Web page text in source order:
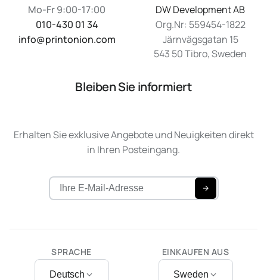
Mo-Fr 9:00-17:00
010-430 01 34
info@printonion.com
DW Development AB
Org.Nr: 559454-1822
Järnvägsgatan 15
543 50 Tibro, Sweden
Bleiben Sie informiert
Erhalten Sie exklusive Angebote und Neuigkeiten direkt
in Ihren Posteingang.
SPRACHE
Deutsch
EINKAUFEN AUS
Sweden